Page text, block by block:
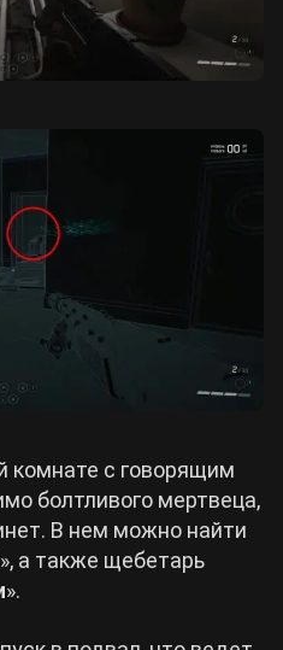
комнате с говорящим
болтливого мертвеца,
В нем можно найти
а также щебетарь
».